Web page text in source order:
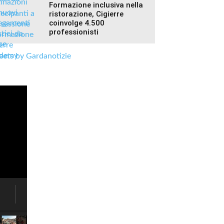
Formazione inclusiva nella
ristorazione, Cigierre
coinvolge 4.500
professionisti
by Gardanotizie